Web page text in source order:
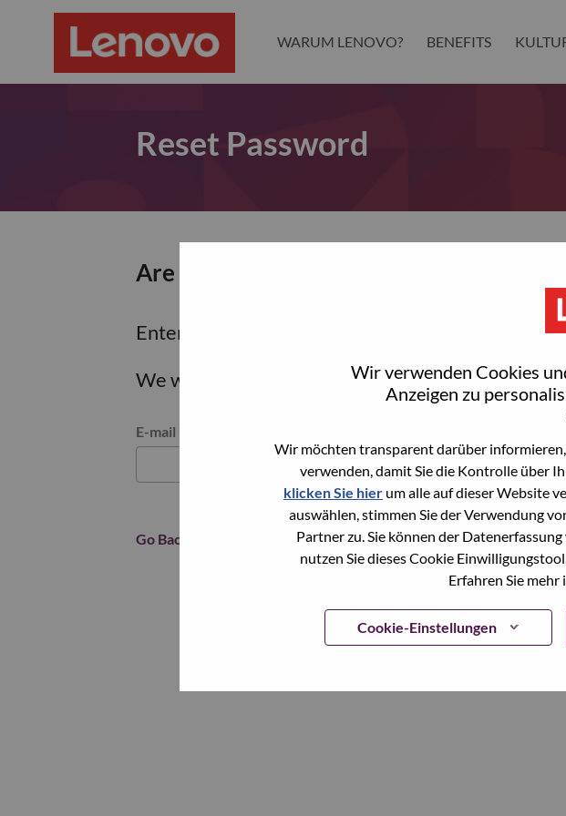
Wir verwenden Cookies
Anzeigen zu
Wir möchten transparent darüber
verwenden, damit Sie die Kontrolle über
klicken Sie hier um alle auf dieser Website
auswählen, stimmen Sie der Verwendung
Partner zu. Sie können der
nutzen Sie dieses Cookie
Erfahren Sie mehr
Cookie-Einstellungen
WARUM LENOVO? BENEFITS
Reset Password
Are you sure you want to reset your
Enter the email address associated with your
We will email you a link to reset your password.
Reset password with your e-mail
E-mail
Continue
Go Back